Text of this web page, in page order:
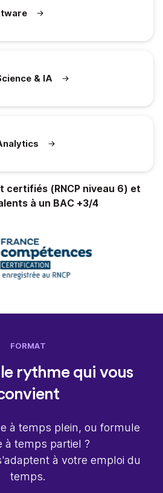
& IA
certifiés (RNCP niveau 6) et
à un BAC +3/4
FORMAT
rythme qui vous
à temps plein, ou formule
à temps partiel ?
à votre emploi du
temps.